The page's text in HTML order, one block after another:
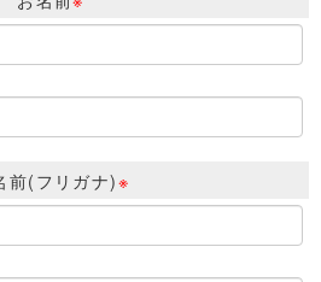
前(フリガナ)※